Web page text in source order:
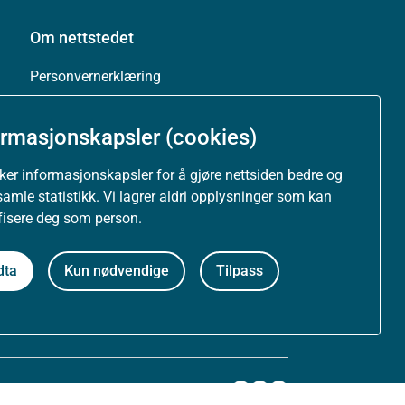
(cookies)
informasjonskapsler for å gjøre nettsiden bedre og
statistikk. Vi lagrer aldri opplysninger som kan
deg som person.
Kun nødvendige Tilpass
Om nettstedet
Personvernerklæring
Besøksstatistikk og informasjonskapsler
Nyhetsvarsel og abonnement
Åpne data (API)